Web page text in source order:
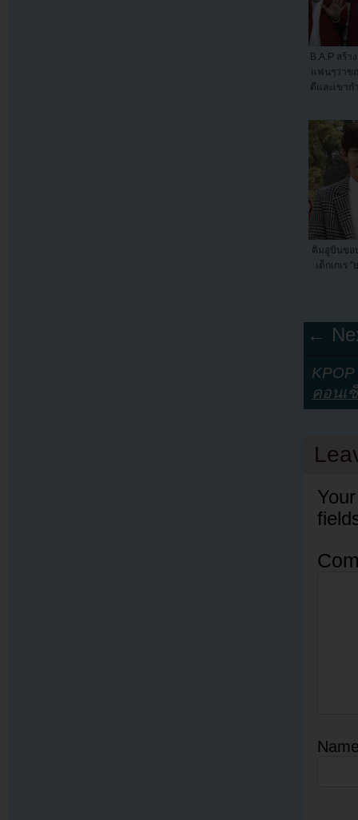
B.A.P สร้
แฟนๆว่าข
ดีและเขาก
คิมอูบินข
เด็กเกเร
←
คอนเ